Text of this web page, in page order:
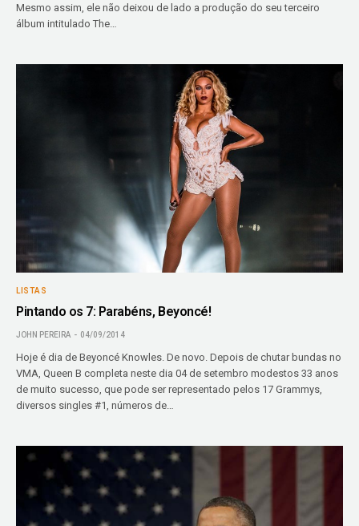
Mesmo assim, ele não deixou de lado a produção do seu terceiro
álbum intitulado The…
LISTAS
Pintando os 7: Parabéns, Beyoncé!
JOHN PEREIRA 04/09/2014
Hoje é dia de Beyoncé Knowles. De novo. Depois de chutar bundas no
VMA, Queen B completa neste dia 04 de setembro modestos 33 anos
de muito sucesso, que pode ser representado pelos 17 Grammys,
diversos singles #1, números de…